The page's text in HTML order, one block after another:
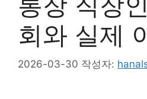
회와 실제
2026-03-30 작성자: